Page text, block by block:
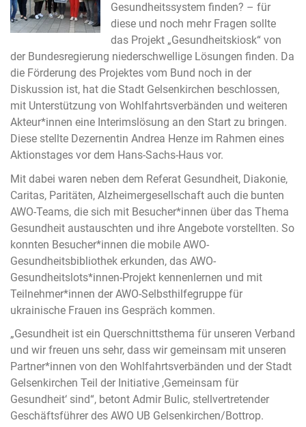
Gesundheitssystem finden? – für
diese und noch mehr Fragen sollte
das Projekt „Gesundheitskiosk“ von
der Bundesregierung niederschwellige Lösungen finden. Da
die Förderung des Projektes vom Bund noch in der
Diskussion ist, hat die Stadt Gelsenkirchen beschlossen,
mit Unterstützung von Wohlfahrtsverbänden und weiteren
Akteur*innen eine Interimslösung an den Start zu bringen.
Diese stellte Dezernentin Andrea Henze im Rahmen eines
Aktionstages vor dem Hans-Sachs-Haus vor.
Mit dabei waren neben dem Referat Gesundheit, Diakonie,
Caritas, Paritäten, Alzheimergesellschaft auch die bunten
AWO-Teams, die sich mit Besucher*innen über das Thema
Gesundheit austauschten und ihre Angebote vorstellten. So
konnten Besucher*innen die mobile AWO-
Gesundheitsbibliothek erkunden, das AWO-
Gesundheitslots*innen-Projekt kennenlernen und mit
Teilnehmer*innen der AWO-Selbsthilfegruppe für
ukrainische Frauen ins Gespräch kommen.
„Gesundheit ist ein Querschnittsthema für unseren Verband
und wir freuen uns sehr, dass wir gemeinsam mit unseren
Partner*innen von den Wohlfahrtsverbänden und der Stadt
Gelsenkirchen Teil der Initiative ,Gemeinsam für
Gesundheit‘ sind“, betont Admir Bulic, stellvertretender
Geschäftsführer des AWO UB Gelsenkirchen/Bottrop.